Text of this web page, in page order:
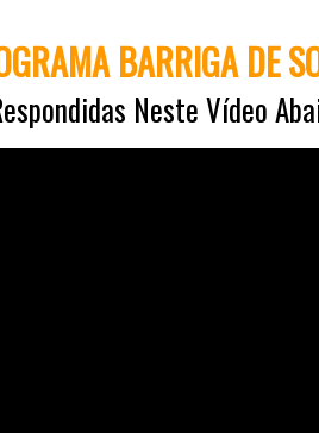
BARRIGA DE
Neste Vídeo